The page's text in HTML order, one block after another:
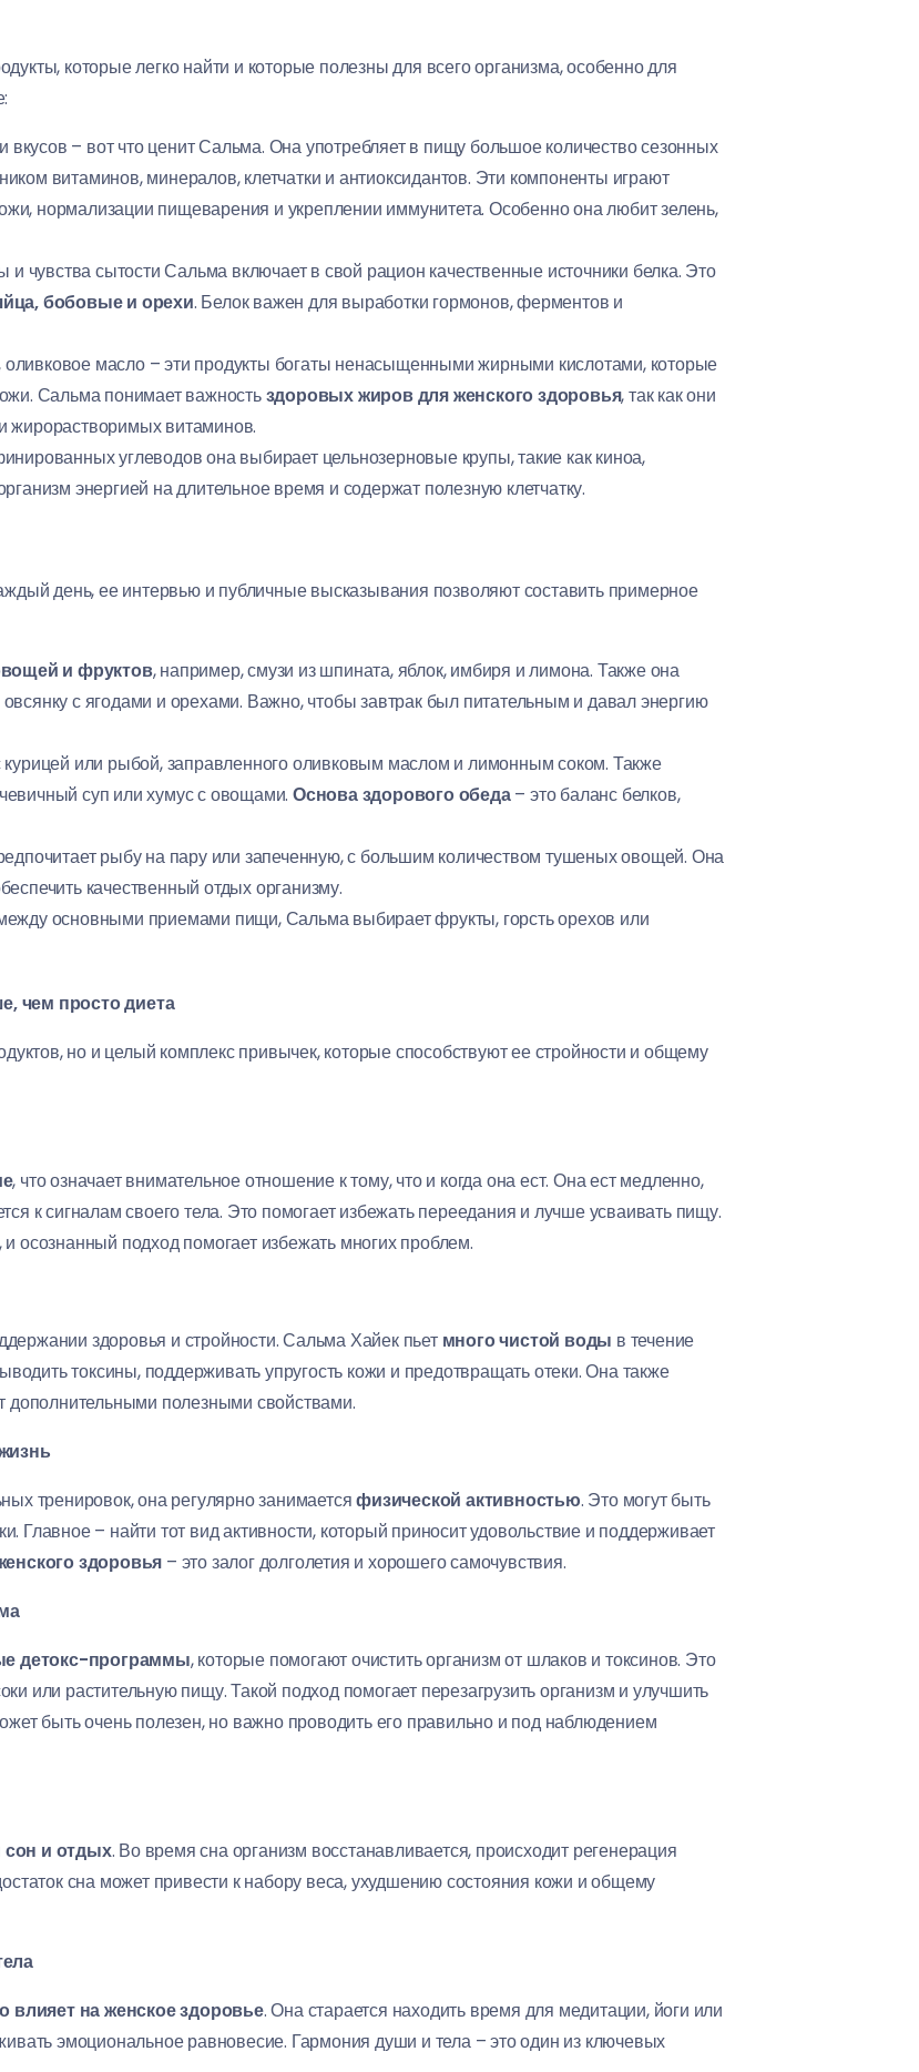
которые легко найти и которые полезны для всего организма, особенно для
вкусов – вот что ценит Сальма. Она употребляет в пищу большое количество сезонных
витаминов, минералов, клетчатки и антиоксидантов. Эти компоненты играют
нормализации пищеварения и укреплении иммунитета. Особенно она любит зелень,
сытости Сальма включает в свой рацион качественные источники белка. Это
бобовые и орехи. Белок важен для выработки гормонов, ферментов и
масло – эти продукты богаты ненасыщенными жирными кислотами, которые
Сальма понимает важностьздоровых жиров для женского здоровья, так как они
жирорастворимых витаминов.
углеводов она выбирает цельнозерновые крупы, такие как киноа,
энергией на длительное время и содержат полезную клетчатку.
день, ее интервью и публичные высказывания позволяют составить примерное
и фруктов, например, смузи из шпината, яблок, имбиря и лимона. Также она
с ягодами и орехами. Важно, чтобы завтрак был питательным и давал энергию
или рыбой, заправленного оливковым маслом и лимонным соком. Также
суп или хумус с овощами. Основа здорового обеда– это баланс белков,
рыбу на пару или запеченную, с большим количеством тушеных овощей. Она
качественный отдых организму.
основными приемами пищи, Сальма выбирает фрукты, горсть орехов или
чем просто диета
но и целый комплекс привычек, которые способствуют ее стройности и общему
, что означает внимательное отношение к тому, что и когда она ест. Она ест медленно,
к сигналам своего тела. Это помогает избежать переедания и лучше усваивать пищу.
осознанный подход помогает избежать многих проблем.
здоровья и стройности. Сальма Хайек пьет много чистой воды в течение
токсины, поддерживать упругость кожи и предотвращать отеки. Она также
дополнительными полезными свойствами.
тренировок, она регулярно занимаетсяфизической активностью. Это могут быть
Главное – найти тот вид активности, который приносит удовольствие и поддерживает
здоровья – это залог долголетия и хорошего самочувствия.
детокс-программы, которые помогают очистить организм от шлаков и токсинов. Это
или растительную пищу. Такой подход помогает перезагрузить организм и улучшить
быть очень полезен, но важно проводить его правильно и под наблюдением
и отдых. Во время сна организм восстанавливается, происходит регенерация
сна может привести к набору веса, ухудшению состояния кожи и общему
влияет на женское здоровье. Она старается находить время для медитации, йоги или
эмоциональное равновесие. Гармония души и тела – это один из ключевых